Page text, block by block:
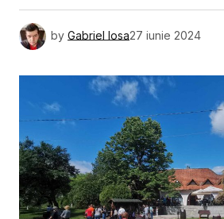
by Gabriel Iosa27 iunie 2024